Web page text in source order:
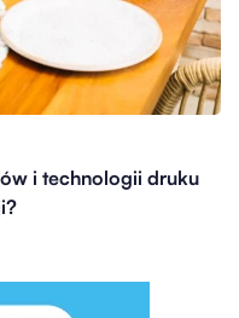
i technologii druku